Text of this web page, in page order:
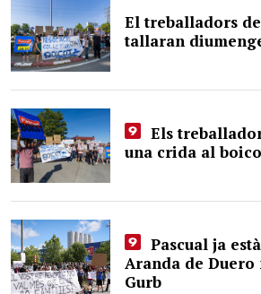
El treballadors
tallaran
Els
una crida al
Pascual ja
Aranda de
Gurb